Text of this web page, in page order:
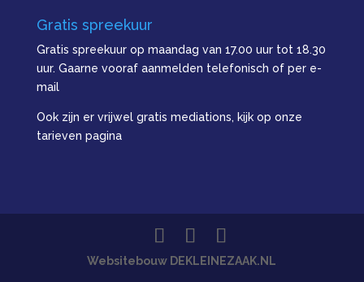
Gratis spreekuur
Gratis spreekuur op maandag van 17.00 uur tot 18.30
uur. Gaarne vooraf aanmelden telefonisch of per e-
mail
Ook zijn er vrijwel gratis mediations, kijk op onze
tarieven pagina
Websitebouw DEKLEINEZAAK.NL